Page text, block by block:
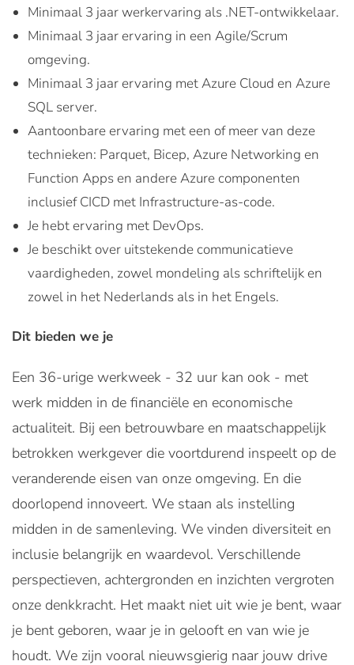
Minimaal 3 jaar werkervaring als .NET-ontwikkelaar.
Minimaal 3 jaar ervaring in een Agile/Scrum
omgeving.
Minimaal 3 jaar ervaring met Azure Cloud en Azure
SQL server.
Aantoonbare ervaring met een of meer van deze
technieken: Parquet, Bicep, Azure Networking en
Function Apps en andere Azure componenten
inclusief CICD met Infrastructure-as-code.
Je hebt ervaring met DevOps.
Je beschikt over uitstekende communicatieve
vaardigheden, zowel mondeling als schriftelijk en
zowel in het Nederlands als in het Engels.
Dit bieden we je
Een 36-urige werkweek - 32 uur kan ook - met
werk midden in de financiële en economische
actualiteit. Bij een betrouwbare en maatschappelijk
betrokken werkgever die voortdurend inspeelt op de
veranderende eisen van onze omgeving. En die
doorlopend innoveert. We staan als instelling
midden in de samenleving. We vinden diversiteit en
inclusie belangrijk en waardevol. Verschillende
perspectieven, achtergronden en inzichten vergroten
onze denkkracht. Het maakt niet uit wie je bent, waar
je bent geboren, waar je in gelooft en van wie je
houdt. We zijn vooral nieuwsgierig naar jouw drive